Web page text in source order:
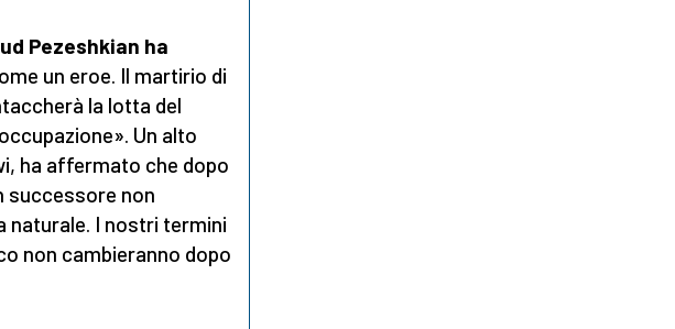
Pezeshkian ha
un eroe. Il martirio di
la lotta del
Un alto
ha affermato che dopo
successore non
naturale. I nostri termini
non cambieranno dopo